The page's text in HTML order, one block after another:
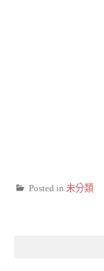
Posted in 未分類